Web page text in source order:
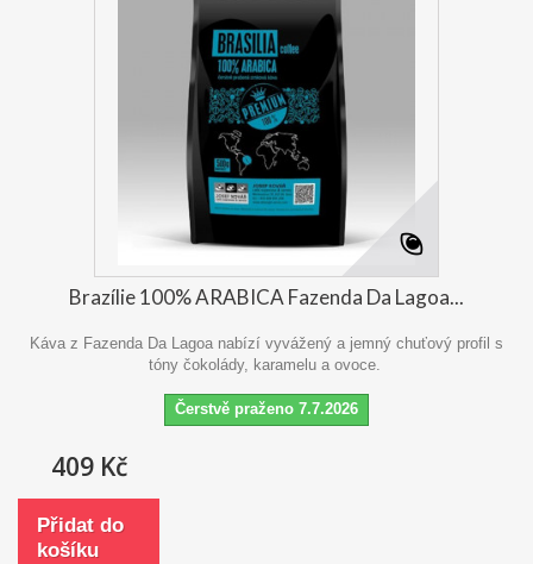
Brazílie 100% ARABICA Fazenda Da Lagoa...
Káva z Fazenda Da Lagoa nabízí vyvážený a jemný chuťový profil s
tóny čokolády, karamelu a ovoce.
Čerstvě praženo 7.7.2026
409 Kč
Přidat do
košíku